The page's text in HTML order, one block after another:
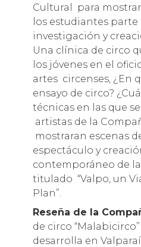
Cultural para
los estudiantes parte
investigación y
Una clínica de circo
los jóvenes en el
artes circenses, ¿En
ensayo de circo?
técnicas en las que
artistas de la
mostraran escenas
espectáculo y
contemporáneo de
titulado “Valpo, un
Plan”.
Reseña de la
de circo
desarrolla en